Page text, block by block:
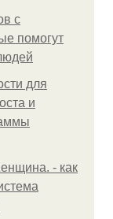
с
помогут
для
и
- как